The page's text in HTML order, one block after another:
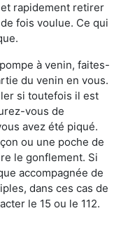
rapidement retirer
fois voulue. Ce qui
à venin, faites-
du venin en vous.
si toutefois il est
vous de
avez été piqué.
ou une poche de
le gonflement. Si
accompagnée de
dans ces cas de
le 15 ou le 112.